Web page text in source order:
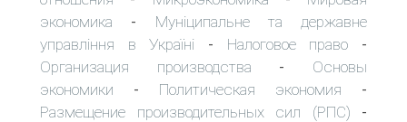
экономика - Муніципальне та державне
управління в Україні - Налоговое право -
Организация производства - Основы
экономики - Политическая экономия -
Размещение производительных сил (РПС) -